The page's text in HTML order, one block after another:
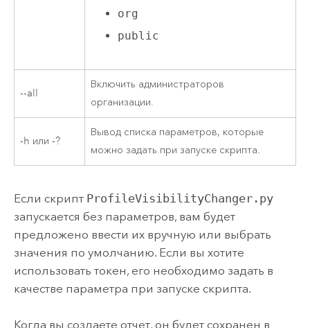
org
public
--all
Включить администраторов
организации.
-h или -?
Вывод списка параметров, которые
можно задать при запуске скрипта.
Если скрипт ProfileVisibilityChanger.py
запускается без параметров, вам будет
предложено ввести их вручную или выбрать
значения по умолчанию. Если вы хотите
использовать токен, его необходимо задать в
качестве параметра при запуске скрипта.
Когда вы создаете отчет, он будет сохранен в